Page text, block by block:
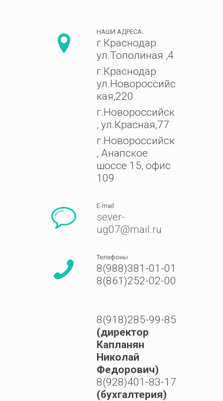
НАШИ АДРЕСА:
г.Краснодар
ул.Тополиная ,4
г.Краснодар
ул.Новороссийс
кая,220
г.Новороссийск
, ул.Красная,77
г.Новороссийск
, Анапское
шоссе 15, офис
109
E-mail
sever-
ug07@mail.ru
Телефоны
8(988)381-01-01
8(861)252-02-00
8(918)285-99-85
(директор
Капланян
Николай
Федорович)
8(928)401-83-17
(бухгалтерия)